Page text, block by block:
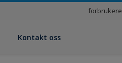
forbrukere
Kontakt oss